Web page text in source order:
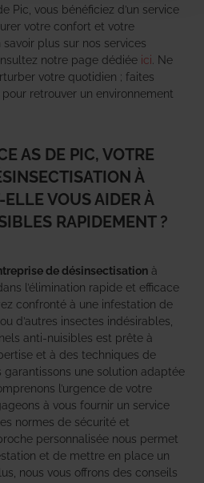
Pic, vous bénéficiez d’un service
votre confort et votre
plus sur nos services
notre page dédiée ici . Ne
votre quotidien ; faites
retrouver un environnement
AS DE PIC, VOTRE
À
VOUS AIDER À
RAPIDEMENT ?
de désinsectisation à
l’élimination rapide et efficace
confronté à une infestation de
ou d’autres insectes indésirables,
anti-nuisibles est prête à
et à des techniques de
garantissons une solution adaptée
l’urgence de votre
à vous fournir un service
normes de sécurité et
personnalisée nous permet
et de mettre en place un
nous vous offrons des conseils